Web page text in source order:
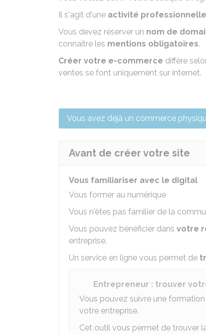
Il s'agit d'une activité professionnelle
Vous devez réserver un nom de
connaître les mentions obligatoires.
Créer votre e-commerce diffère
ventes se font uniquement sur internet.
Vous avez déjà un commerce
Avant de créer votre site
Vous familiariser avec le digital
Vous former au numérique
Vous n'êtes pas familier de la
Vous pouvez bénéficier dans votre
entreprise.
Un service en ligne vous permet de
Entrepreneur : trouver
Vous pouvez suivre une
votre entreprise.
Cet outil vous permet de trouver